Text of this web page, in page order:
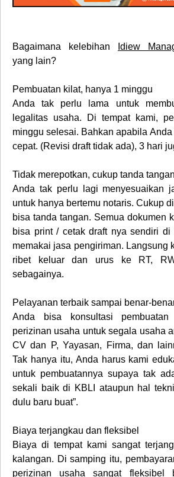
Bagaimana kelebihan Idiew
yang lain?
Pembuatan kilat, hanya 1 minggu
Anda tak perlu lama untuk
legalitas usaha. Di tempat kami,
minggu selesai. Bahkan apabila
cepat. (Revisi draft tidak ada), 3 hari
Tidak merepotkan, cukup tanda
Anda tak perlu lagi menyesuaikan
untuk hanya bertemu notaris. Cukup
bisa tanda tangan. Semua dokumen
bisa print / cetak draft nya sendiri di
memakai jasa pengiriman. Langsung
ribet keluar dan urus ke RT,
sebagainya.
Pelayanan terbaik sampai benar-
Anda bisa konsultasi pembuatan
perizinan usaha untuk segala usaha
CV dan P, Yayasan, Firma, dan
Tak hanya itu, Anda harus kami
untuk pembuatannya supaya tak
sekali baik di KBLI ataupun hal
dulu baru buat”.
Biaya terjangkau dan fleksibel
Biaya di tempat kami sangat
kalangan. Di samping itu,
perizinan usaha sangat fleksibel